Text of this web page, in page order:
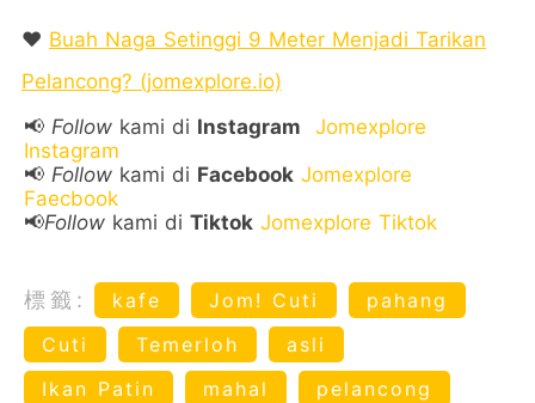
❤️ Buah Naga Setinggi 9 Meter Menjadi Tarikan
Pelancong? (jomexplore.io)
📢 Follow kami di Instagram
Jomexplore
Instagram
📢 Follow kami di Facebook Jomexplore
Faecbook
📢Follow kami di Tiktok Jomexplore Tiktok
標籤: kafe Jom! Cuti
pahang
Cuti
Temerloh
asli
Ikan Patin
mahal
pelancong